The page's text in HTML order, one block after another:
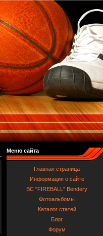
Меню сайта
Главная страница
Информация о сайте
BC "FIREBALL" Bendery
Фотоальбомы
Каталог статей
Блог
Форум